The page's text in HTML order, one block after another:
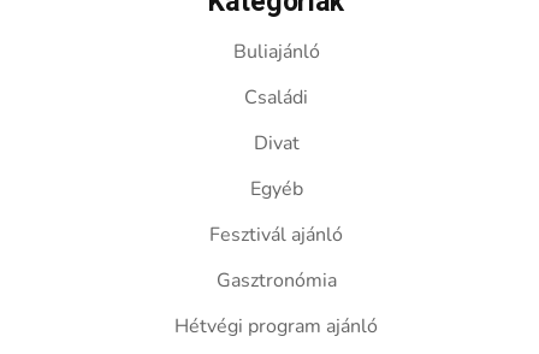
Buliajánló
Családi
Divat
Egyéb
Fesztivál ajánló
Gasztronómia
Hétvégi program ajánló